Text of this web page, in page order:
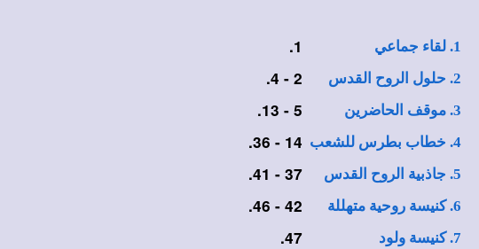
1. لقاء جماعي 1.
2. حلول الروح القدس 2 - 4.
3. موقف الحاضرين 5 - 13.
4. خطاب بطرس للشعب 14 - 36.
5. جاذبية الروح القدس 37 - 41.
6. كنيسة روحية متهللة 42 - 46.
7. كنيسة ولود 47.